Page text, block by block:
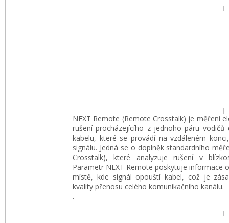
NEXT Remote (Remote Crosstalk) je měření
rušení procházejícího z jednoho páru
kabelu, které se provádí na vzdáleném
signálu. Jedná se o doplněk standardního
Crosstalk), které analyzuje rušení v
Parametr NEXT Remote poskytuje informace
místě, kde signál opouští kabel, což je
kvality přenosu celého komunikačního kanálu.
.